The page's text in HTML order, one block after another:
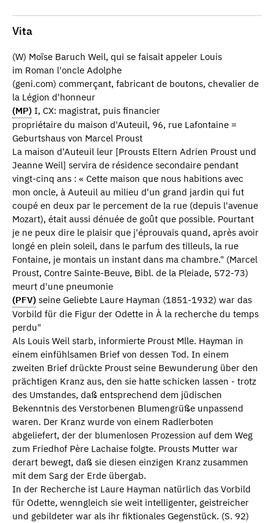
Vita
(W) Moïse Baruch Weil, qui se faisait appeler Louis
im Roman l'oncle Adolphe
(geni.com) commerçant, fabricant de boutons, chevalier de
la Légion d'honneur
(MP) I, CX: magistrat, puis financier
propriétaire du maison d'Auteuil, 96, rue Lafontaine =
Geburtshaus von Marcel Proust
La maison d'Auteuil leur [Prousts Eltern Adrien Proust und
Jeanne Weil] servira de résidence secondaire pendant
vingt-cinq ans : « Cette maison que nous habitions avec
mon oncle, à Auteuil au milieu d'un grand jardin qui fut
coupé en deux par le percement de la rue (depuis l'avenue
Mozart), était aussi dénuée de goût que possible. Pourtant
je ne peux dire le plaisir que j'éprouvais quand, après avoir
longé en plein soleil, dans le parfum des tilleuls, la rue
Fontaine, je montais un instant dans ma chambre." (Marcel
Proust, Contre Sainte-Beuve, Bibl. de la Pleiade, 572-73)
meurt d'une pneumonie
(PFV) seine Geliebte Laure Hayman (1851-1932) war das
Vorbild für die Figur der Odette in À la recherche du temps
perdu"
Als Louis Weil starb, informierte Proust Mlle. Hayman in
einem einfühlsamen Brief von dessen Tod. In einem
zweiten Brief drückte Proust seine Bewunderung über den
prächtigen Kranz aus, den sie hatte schicken lassen - trotz
des Umstandes, daß entsprechend dem jüdischen
Bekenntnis des Verstorbenen Blumengrüße unpassend
waren. Der Kranz wurde von einem Radlerboten
abgeliefert, der der blumenlosen Prozession auf dem Weg
zum Friedhof Père Lachaise folgte. Prousts Mutter war
derart bewegt, daß sie diesen einzigen Kranz zusammen
mit dem Sarg der Erde übergab.
In der Recherche ist Laure Hayman natürlich das Vorbild
für Odette, wenngleich sie weit intelligenter, geistreicher
und gebildeter war als ihr fiktionales Gegenstück. (S. 92)